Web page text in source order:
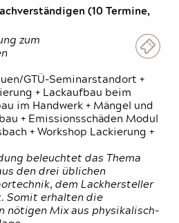
(10 Termine,
zum
GTÜ-Seminarstandort +
+ Lackaufbau beim
im Handwerk + Mängel und
+ Emissionsschäden Modul
+ Workshop Lackierung +
beleuchtet das Thema
den drei üblichen
dem Lackhersteller
Somit erhalten die
nötigen Mix aus physikalisch-